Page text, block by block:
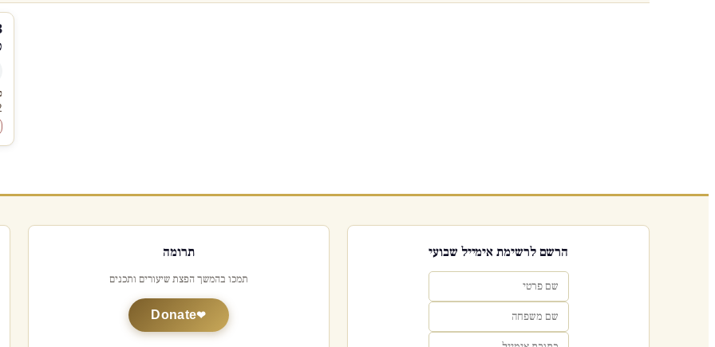
הרשם לרשימת אימייל שבועי תרומה
תמכו בהמשך הפצת שיעורים ותכנים
Donate